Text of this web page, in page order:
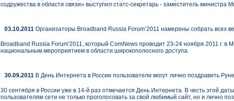
содружества в области связи» выступил статс-секретарь - заместитель министра
03.10.2011 Организаторы Broadband Russia Forum’2011 намерены собрать всех
Broadband Russia Forum'2011, который ComNews проводит 23-24 ноября 2011 г. в
национальным мероприятием в области широкополосного доступа.
30.09.2011 В День Интернета в России пользователи могут лично поздравить
30 сентября в России уже в 14-й раз отмечается День Интернета. В честь этой
пользователям сети не только проголосовать за свой любимый сайт, но и лично